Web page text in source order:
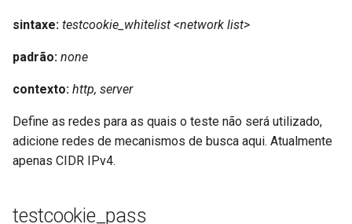
validation
vhost
sintaxe: testcookie_whitelist <network list>
padrão: none
contexto: http, server
Define as redes para as quais o teste não será utilizado,
adicione redes de mecanismos de busca aqui. Atualmente
apenas CIDR IPv4.
testcookie_pass